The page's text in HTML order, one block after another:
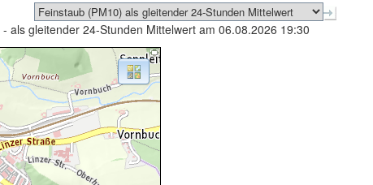
- als gleitender 24-Stunden Mittelwert am 06.08.2026 19:30